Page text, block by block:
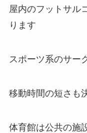
屋内のフットサル
ります
スポーツ系のサー
移動時間の短さも
体育館は公共の施